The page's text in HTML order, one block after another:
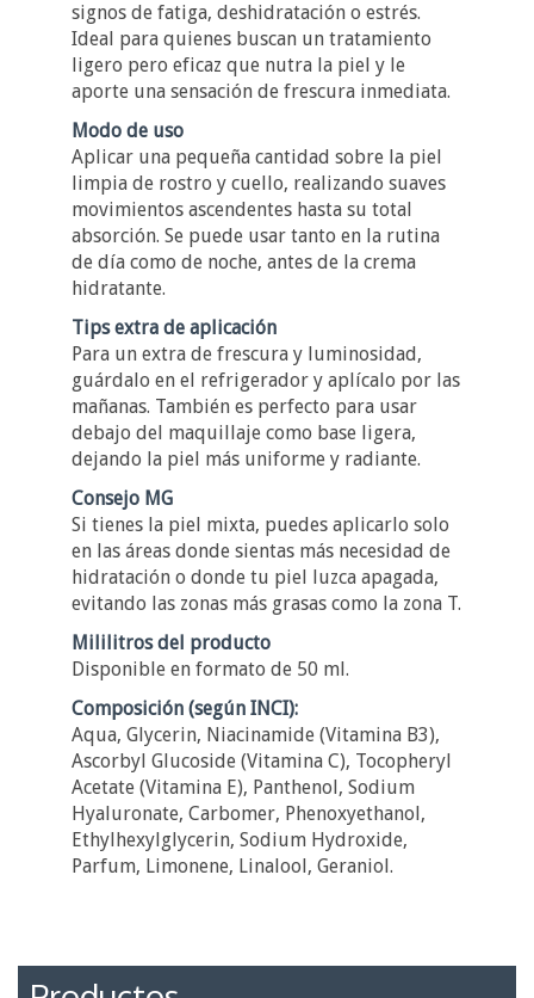
signos de fatiga, deshidratación o estrés.
Ideal para quienes buscan un tratamiento
ligero pero eficaz que nutra la piel y le
aporte una sensación de frescura inmediata.
Modo de uso
Aplicar una pequeña cantidad sobre la piel
limpia de rostro y cuello, realizando suaves
movimientos ascendentes hasta su total
absorción. Se puede usar tanto en la rutina
de día como de noche, antes de la crema
hidratante.
Tips extra de aplicación
Para un extra de frescura y luminosidad,
guárdalo en el refrigerador y aplícalo por las
mañanas. También es perfecto para usar
debajo del maquillaje como base ligera,
dejando la piel más uniforme y radiante.
Consejo MG
Si tienes la piel mixta, puedes aplicarlo solo
en las áreas donde sientas más necesidad de
hidratación o donde tu piel luzca apagada,
evitando las zonas más grasas como la zona T.
Mililitros del producto
Disponible en formato de 50 ml.
Composición (según INCI):
Aqua, Glycerin, Niacinamide (Vitamina B3),
Ascorbyl Glucoside (Vitamina C), Tocopheryl
Acetate (Vitamina E), Panthenol, Sodium
Hyaluronate, Carbomer, Phenoxyethanol,
Ethylhexylglycerin, Sodium Hydroxide,
Parfum, Limonene, Linalool, Geraniol.